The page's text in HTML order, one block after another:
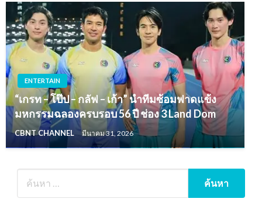
ENTERTAIN
“เกรท – โป๊ป – กลัฟ – เก้า” นำทีมซ้อมฟาดแข้ง
มหกรรมฉลองครบรอบ 56 ปี ช่อง 3 Land Dom
CBNT CHANNEL มีนาคม 31, 2026